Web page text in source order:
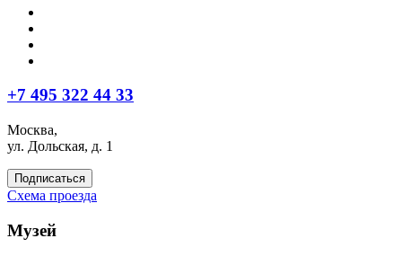
+7 495 322 44 33
Москва,
ул. Дольская, д. 1
Подписаться
Схема проезда
Музей